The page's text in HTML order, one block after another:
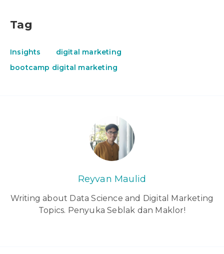
Tag
Insights
digital marketing
bootcamp digital marketing
Reyvan Maulid
Writing about Data Science and Digital Marketing
Topics. Penyuka Seblak dan Maklor!